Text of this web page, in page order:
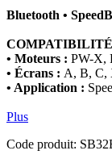
Bluetooth •
COMPATIBILITÉ
• Moteurs : PW-X,
• Écrans : A, B, C,
• Application :
Plus
Code produit: